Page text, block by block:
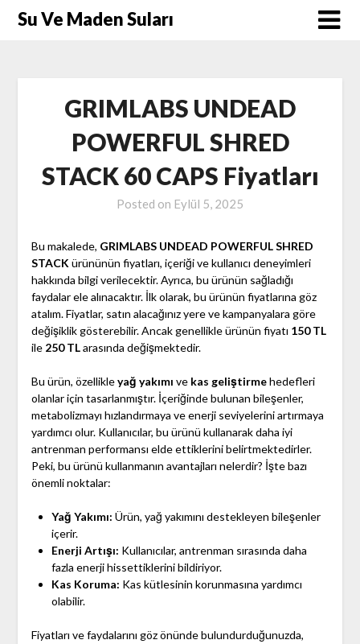
SkipSu Ve Maden Suları
GRIMLABS UNDEAD
POWERFUL SHRED
STACK 60 CAPS Fiyatları
Posted on Eylül 5, 2025
Bu makalede, GRIMLABS UNDEAD POWERFUL SHRED
STACK ürününün fiyatları, içeriği ve kullanıcı deneyimleri
hakkında bilgi verilecektir. Ayrıca, bu ürünün sağladığı
faydalar ele alınacaktır. İlk olarak, bu ürünün fiyatlarına göz
atalım. Fiyatlar, satın alacağınız yere ve kampanyalara göre
değişiklik gösterebilir. Ancak genellikle ürünün fiyatı 150 TL
ile 250 TLarasında değişmektedir.
Bu ürün, özellikleyağ yakımı ve kas geliştirmehedefleri
olanlar için tasarlanmıştır. İçeriğinde bulunan bileşenler,
metabolizmayı hızlandırmaya ve enerji seviyelerini artırmaya
yardımcı olur. Kullanıcılar, bu ürünü kullanarak daha iyi
antrenman performansı elde ettiklerini belirtmektedirler.
Peki, bu ürünü kullanmanın avantajları nelerdir? İşte bazı
önemli noktalar:
Yağ Yakımı: Ürün, yağ yakımını destekleyen bileşenler
içerir.
Enerji Artışı: Kullanıcılar, antrenman sırasında daha
fazla enerji hissettiklerini bildiriyor.
Kas Koruma: Kas kütlesinin korunmasına yardımcı
olabilir.
Fiyatları ve faydalarını göz önünde bulundurduğunuzda,